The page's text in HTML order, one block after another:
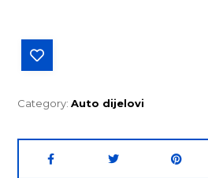
Category:Auto dijelovi